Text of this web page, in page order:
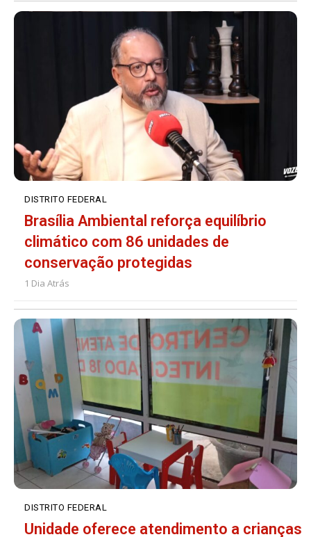
DISTRITO FEDERAL
Brasília Ambiental reforça equilíbrio
climático com 86 unidades de
conservação protegidas
1 Dia Atrás
DISTRITO FEDERAL
Unidade oferece atendimento a crianças